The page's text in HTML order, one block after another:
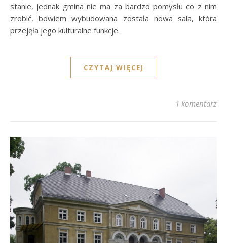
stanie, jednak gmina nie ma za bardzo pomysłu co z nim
zrobić, bowiem wybudowana została nowa sala, która
przejęła jego kulturalne funkcje.
CZYTAJ WIĘCEJ
1 komentarz